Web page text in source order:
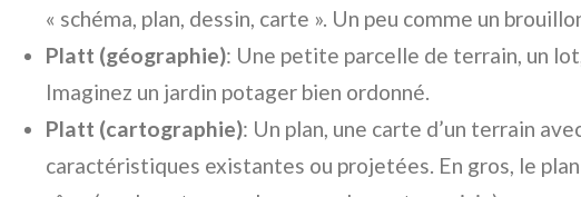
« schéma, plan, dessin, carte ». Un peu comme un
Platt (géographie): Une petite parcelle de terrain, un
Imaginez un jardin potager bien ordonné.
Platt (cartographie): Un plan, une carte d’un terrain
caractéristiques existantes ou projetées. En gros, le